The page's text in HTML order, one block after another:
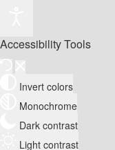
Accessibility Tools
Invert colors
Monochrome
Dark contrast
Light contrast